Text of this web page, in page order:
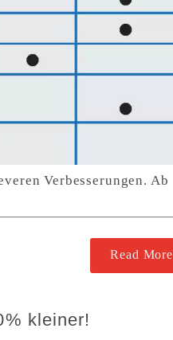
Verbesserungen. Ab
Read More
kleiner!